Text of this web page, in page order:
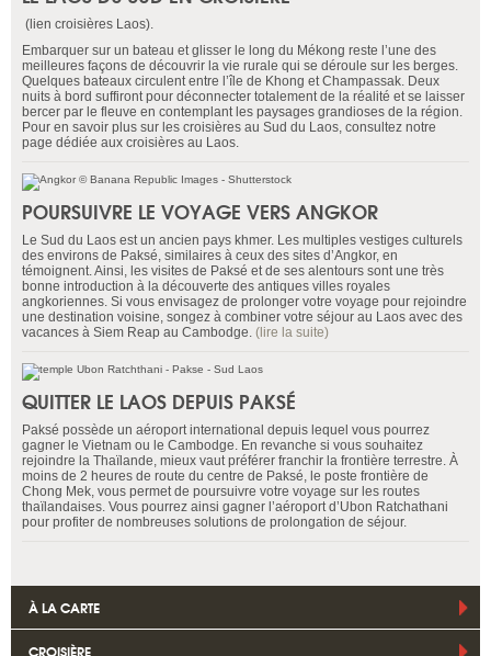
(lien croisières Laos).
Embarquer sur un bateau et glisser le long du Mékong reste l’une des
meilleures façons de découvrir la vie rurale qui se déroule sur les berges.
Quelques bateaux circulent entre l’île de Khong et Champassak. Deux
nuits à bord suffiront pour déconnecter totalement de la réalité et se laisser
bercer par le fleuve en contemplant les paysages grandioses de la région.
Pour en savoir plus sur les croisières au Sud du Laos, consultez notre
page dédiée aux croisières au Laos.
POURSUIVRE LE VOYAGE VERS ANGKOR
Le Sud du Laos est un ancien pays khmer. Les multiples vestiges culturels
des environs de Paksé, similaires à ceux des sites d’Angkor, en
témoignent. Ainsi, les visites de Paksé et de ses alentours sont une très
bonne introduction à la découverte des antiques villes royales
angkoriennes. Si vous envisagez de prolonger votre voyage pour rejoindre
une destination voisine, songez à combiner votre séjour au Laos avec des
vacances à Siem Reap au Cambodge. (lire la suite)
QUITTER LE LAOS DEPUIS PAKSÉ
Paksé possède un aéroport international depuis lequel vous pourrez
gagner le Vietnam ou le Cambodge. En revanche si vous souhaitez
rejoindre la Thaïlande, mieux vaut préférer franchir la frontière terrestre. À
moins de 2 heures de route du centre de Paksé, le poste frontière de
Chong Mek, vous permet de poursuivre votre voyage sur les routes
thaïlandaises. Vous pourrez ainsi gagner l’aéroport d’Ubon Ratchathani
pour profiter de nombreuses solutions de prolongation de séjour.
À LA CARTE
CROISIÈRE